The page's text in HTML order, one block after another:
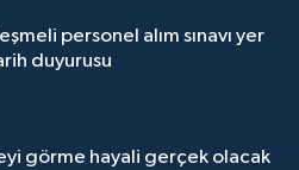
personel alım sınavı yer
duyurusu
görme hayali gerçek olacak